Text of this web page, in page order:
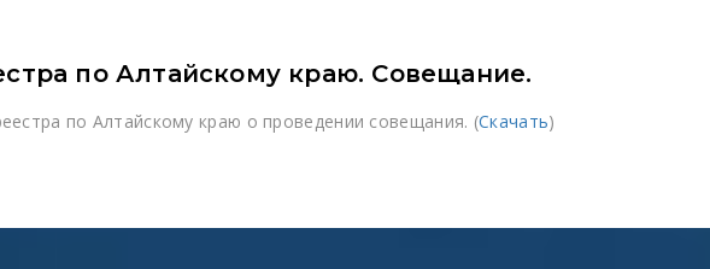
по Алтайскому краю. Совещание.
по Алтайскому краю о проведении совещания. (Скачать)